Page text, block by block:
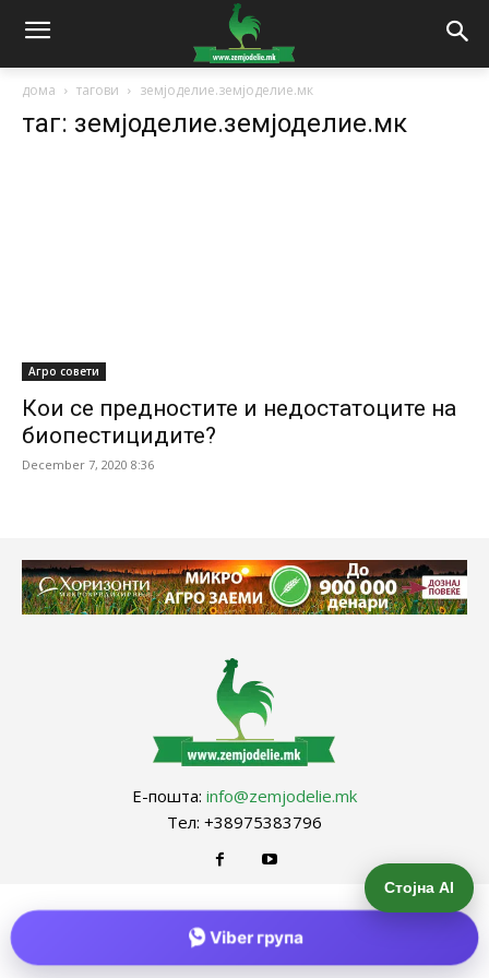
дома тагови земјоделие.земјоделие.мк
таг: земјоделие.земјоделие.мк
Агро совети
Кои се предностите и недостатоците на
биопестицидите?
December 7, 2020 8:36
Е-пошта: info@zemjodelie.mk
Тел: +38975383796
Стојна AI
Viber група